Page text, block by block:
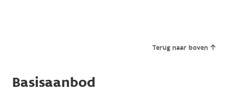
Terug naar boven
Basisaanbod